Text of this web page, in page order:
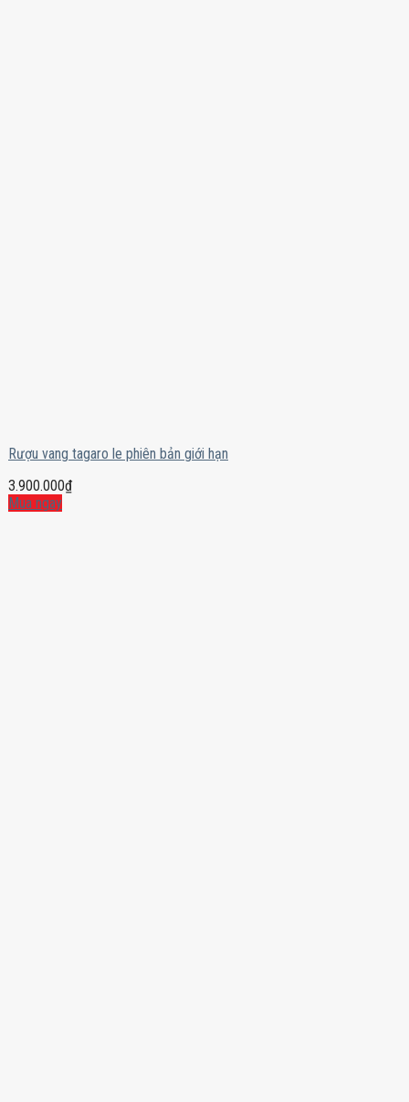
Rượu vang tagaro le phiên bản giới hạn
3.900.000₫
Mua ngay